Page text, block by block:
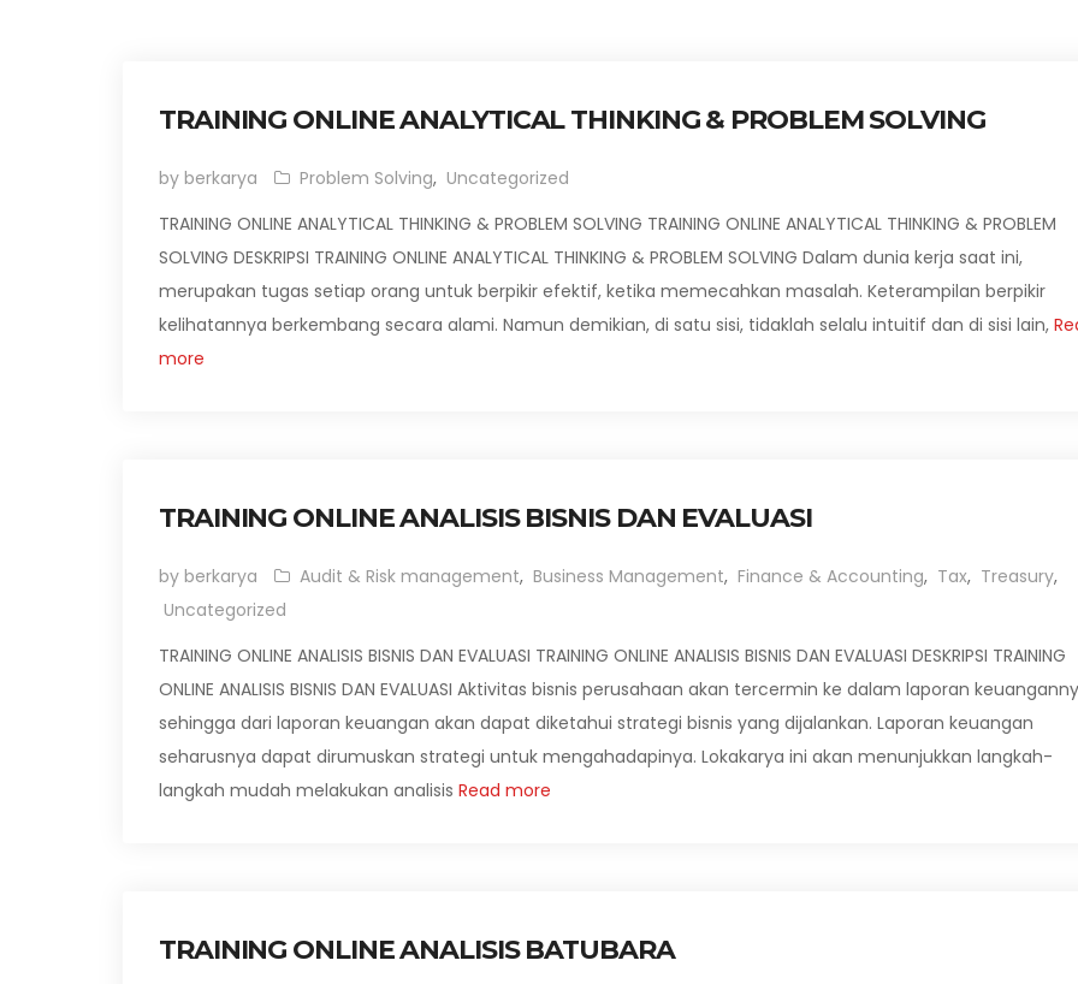
TRAINING ONLINE ANALYTICAL THINKING & PROBLEM SOLVING
by berkarya Problem Solving, Uncategorized
TRAINING ONLINE ANALYTICAL THINKING & PROBLEM SOLVING TRAINING ONLINE ANALYTICAL THINKING & PROBLEM
SOLVING DESKRIPSI TRAINING ONLINE ANALYTICAL THINKING & PROBLEM SOLVING Dalam dunia kerja saat ini,
merupakan tugas setiap orang untuk berpikir efektif, ketika memecahkan masalah. Keterampilan berpikir
kelihatannya berkembang secara alami. Namun demikian, di satu sisi, tidaklah selalu intuitif dan di sisi lain,
more
TRAINING ONLINE ANALISIS BISNIS DAN EVALUASI
by berkarya Audit & Risk management, Business Management, Finance & Accounting, Tax, Treasury,
Uncategorized
TRAINING ONLINE ANALISIS BISNIS DAN EVALUASI TRAINING ONLINE ANALISIS BISNIS DAN EVALUASI DESKRIPSI TRAINING
ONLINE ANALISIS BISNIS DAN EVALUASI Aktivitas bisnis perusahaan akan tercermin ke dalam laporan
sehingga dari laporan keuangan akan dapat diketahui strategi bisnis yang dijalankan. Laporan keuangan
seharusnya dapat dirumuskan strategi untuk mengahadapinya. Lokakarya ini akan menunjukkan langkah-
langkah mudah melakukan analisis Read more
TRAINING ONLINE ANALISIS BATUBARA